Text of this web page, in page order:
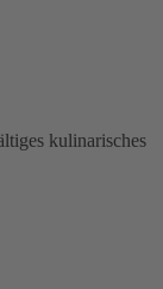
kulinarisches